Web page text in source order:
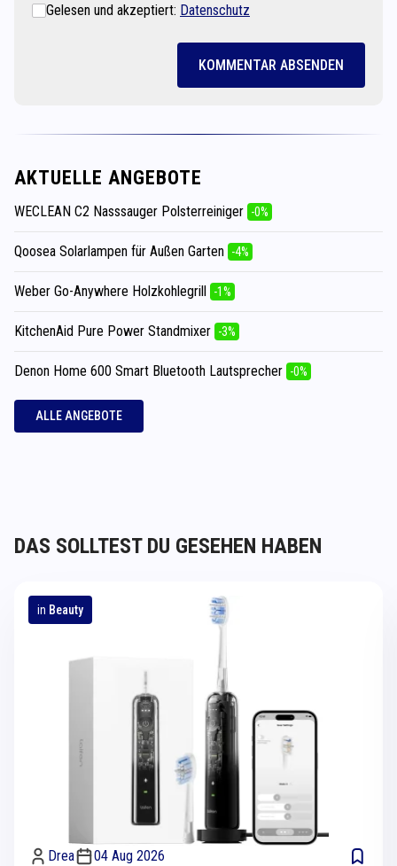
Gelesen und akzeptiert: Datenschutz
KOMMENTAR ABSENDEN
AKTUELLE ANGEBOTE
WECLEAN C2 Nasssauger Polsterreiniger -0%
Qoosea Solarlampen für Außen Garten -4%
Weber Go-Anywhere Holzkohlegrill -1%
KitchenAid Pure Power Standmixer -3%
Denon Home 600 Smart Bluetooth Lautsprecher -0%
ALLE ANGEBOTE
DAS SOLLTEST DU GESEHEN HABEN
in Beauty
Drea 04 Aug 2026